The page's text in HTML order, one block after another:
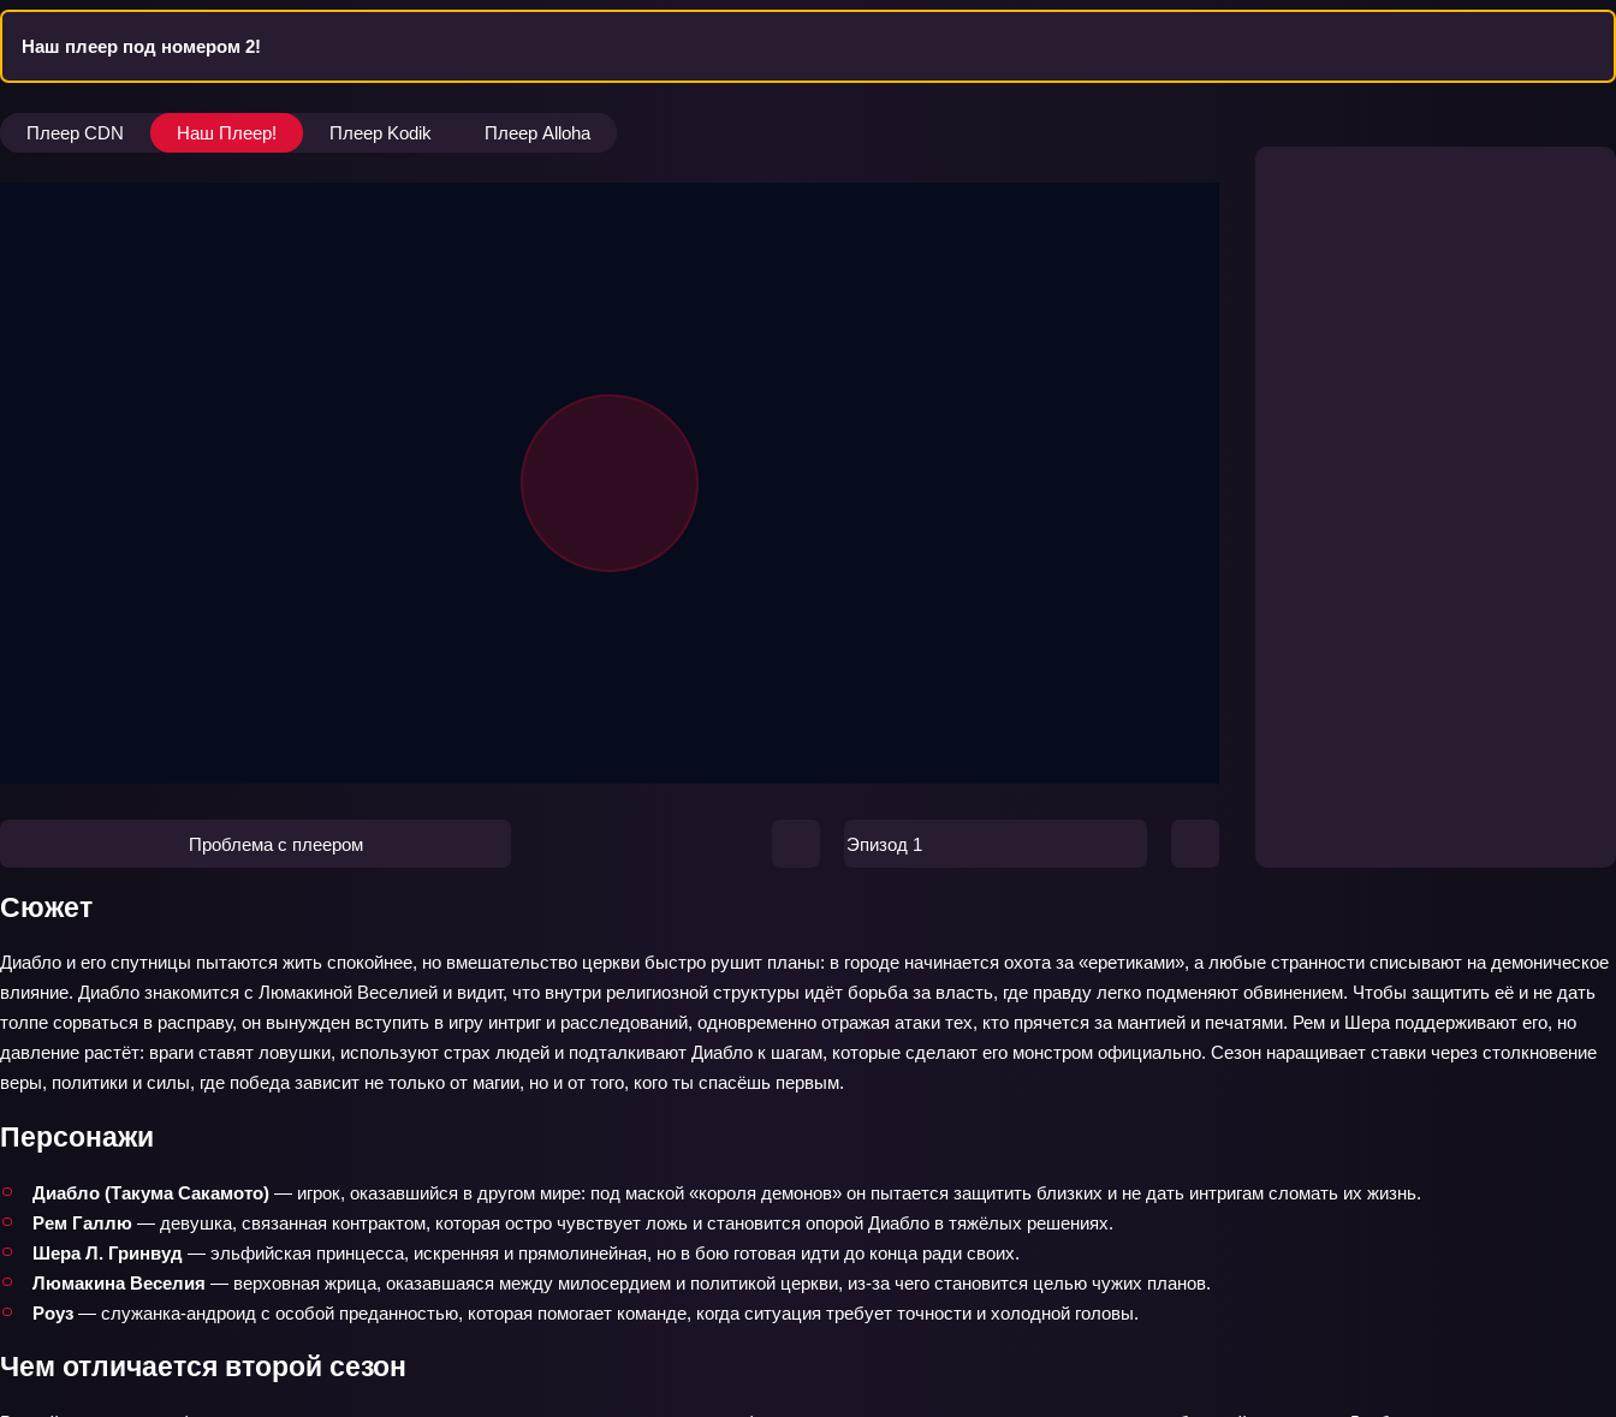
Наш плеер под номером 2!
Плеер CDN Наш Плеер! Плеер Kodik Плеер Alloha
Проблема с плеером Эпизод 1
Сюжет
Диабло и его спутницы пытаются жить спокойнее, но вмешательство церкви быстро рушит планы: в городе начинается охота за «еретиками», а любые странности списывают на демоническое
влияние. Диабло знакомится с Люмакиной Веселией и видит, что внутри религиозной структуры идёт борьба за власть, где правду легко подменяют обвинением. Чтобы защитить её и не дать
толпе сорваться в расправу, он вынужден вступить в игру интриг и расследований, одновременно отражая атаки тех, кто прячется за мантией и печатями. Рем и Шера поддерживают его, но
давление растёт: враги ставят ловушки, используют страх людей и подталкивают Диабло к шагам, которые сделают его монстром официально. Сезон наращивает ставки через столкновение
веры, политики и силы, где победа зависит не только от магии, но и от того, кого ты спасёшь первым.
Персонажи
Диабло (Такума Сакамото) — игрок, оказавшийся в другом мире: под маской «короля демонов» он пытается защитить близких и не дать интригам сломать их жизнь.
Рем Галлю — девушка, связанная контрактом, которая остро чувствует ложь и становится опорой Диабло в тяжёлых решениях.
Шера Л. Гринвуд — эльфийская принцесса, искренняя и прямолинейная, но в бою готовая идти до конца ради своих.
Люмакина Веселия — верховная жрица, оказавшаяся между милосердием и политикой церкви, из‑за чего становится целью чужих планов.
Роуз — служанка‑андроид с особой преданностью, которая помогает команде, когда ситуация требует точности и холодной головы.
Чем отличается второй сезон